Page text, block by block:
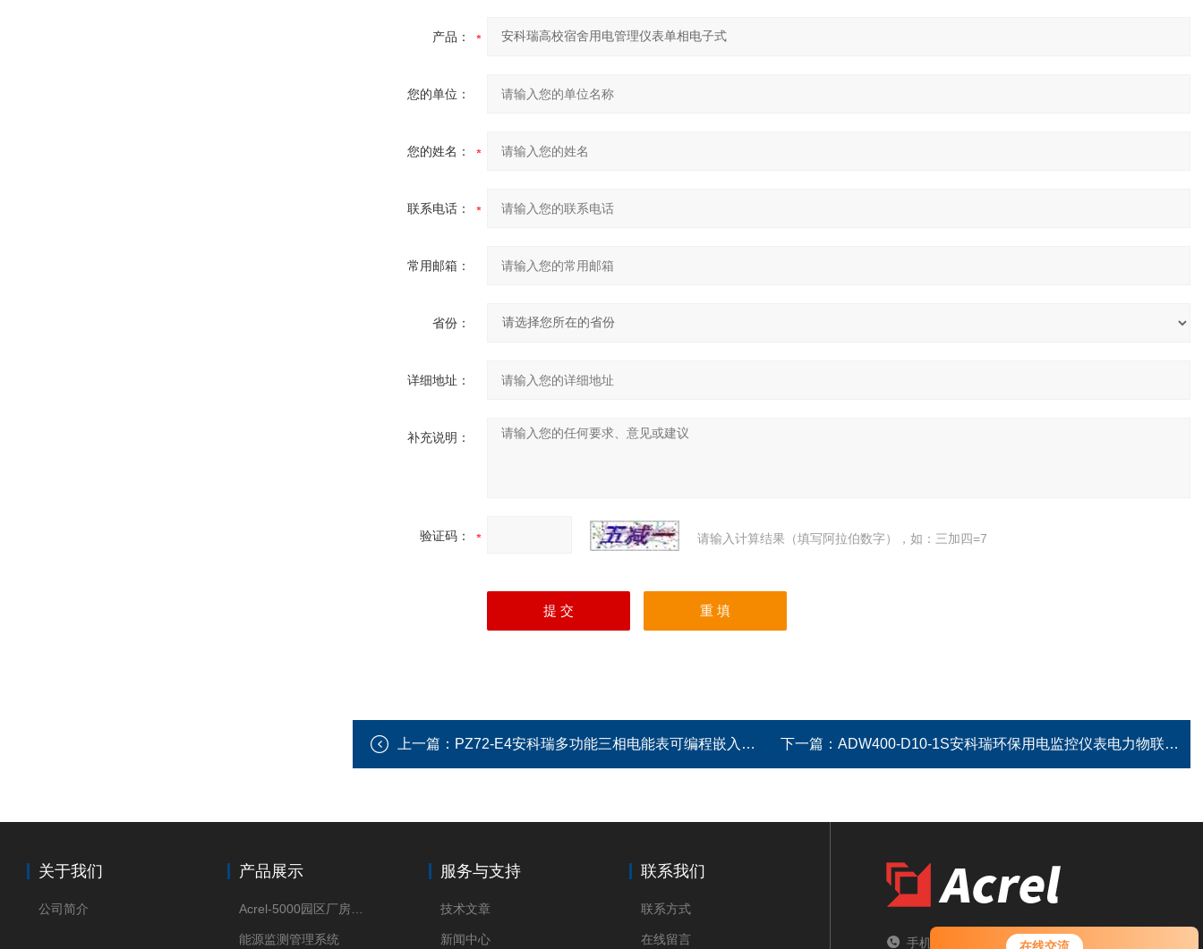
产品：
您的单位：
您的姓名：
联系电话：
常用邮箱：
省份：
详细地址：
补充说明：
验证码： 请输入计算结果（填写阿拉伯数字），如：三加四=7
上一篇： PZ72-E4安科瑞多功能三相电能表可编程嵌入式仪表 下一篇： ADW400-D10-1S安科瑞环保用电监控仪表电力物联网仪表
关于我们
公司简介
产品展示
能源监测管理系统
服务与支持
技术文章
新闻中心
联系我们
联系方式
在线留言 手机：TEL